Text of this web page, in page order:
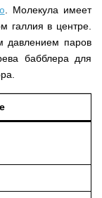
. Молекула имеет
галлия в центре.
давлением паров
бабблера для